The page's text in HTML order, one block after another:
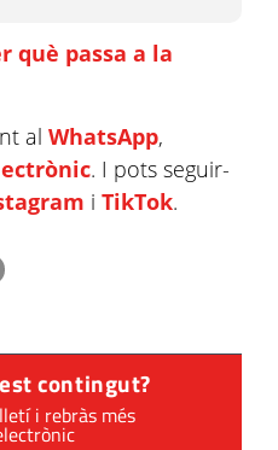
què passa a la
al WhatsApp,
. I pots seguir-
i TikTok.
contingut?
i rebràs més